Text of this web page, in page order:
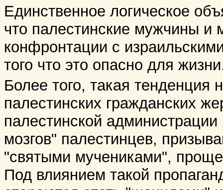
Единственное логическое
что палестинские мужчины и
конфронтации с
того что это опасно для
Более того, такая тенденция
палестинских гражданских
палестинской
мозгов" палестинцев,
"святыми мучениками",
Под влиянием такой